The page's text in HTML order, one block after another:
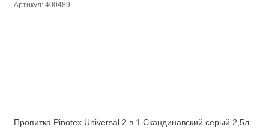
Артикул: 400489
Пропитка Pinotex Universal 2 в 1 Скандинавский серый 2,5л